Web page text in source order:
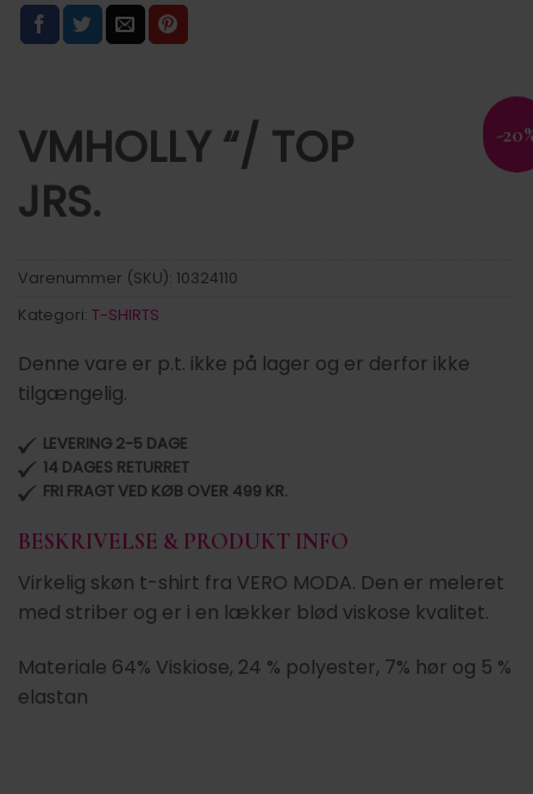
-
VMHOLLY “/ TOP
JRS.
Varenummer (SKU): 10324110
Kategori: T-SHIRTS
Denne vare er p.t. ikke på lager og er derfor ikke
tilgængelig.
LEVERING 2-5 DAGE
14 DAGES RETURRET
FRI FRAGT VED KØB OVER 499 KR.
BESKRIVELSE & PRODUKT INFO
Virkelig skøn t-shirt fra VERO MODA. Den er meleret
med striber og er i en lækker blød viskose kvalitet.
Materiale 64% Viskiose, 24 % polyester, 7% hør og 5 %
elastan